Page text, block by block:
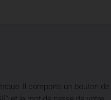
Il comporte un bouton de